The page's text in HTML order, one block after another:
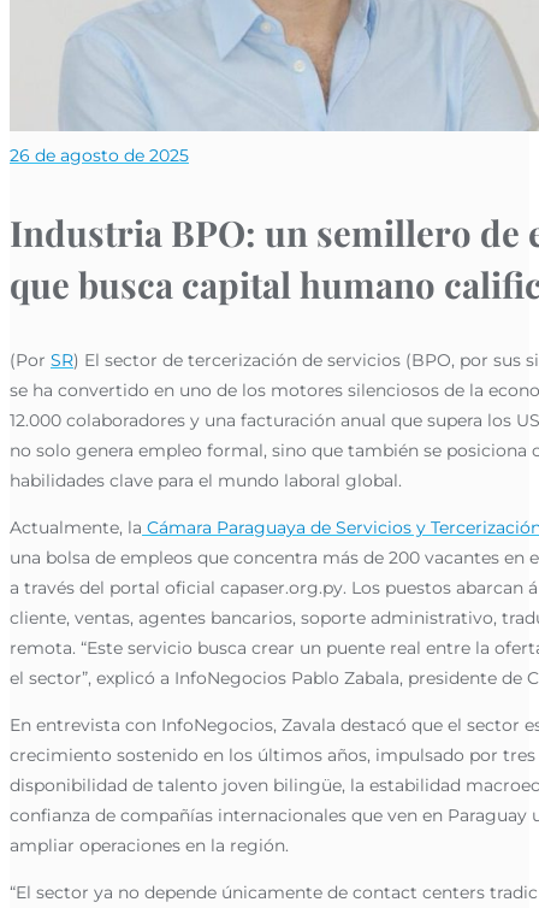
26 de agosto de 2025
Industria BPO: un semillero de
que busca capital humano
(Por SR) El sector de tercerización de servicios (BPO, por sus
se ha convertido en uno de los motores silenciosos de la
12.000 colaboradores y una facturación anual que supera los
no solo genera empleo formal, sino que también se posiciona
habilidades clave para el mundo laboral global.
Actualmente, la Cámara Paraguaya de Servicios y
una bolsa de empleos que concentra más de 200 vacantes en
a través del portal oficial capaser.org.py. Los puestos abarcan
cliente, ventas, agentes bancarios, soporte administrativo,
remota. “Este servicio busca crear un puente real entre la
el sector”, explicó a InfoNegocios Pablo Zabala, presidente de
En entrevista con InfoNegocios, Zavala destacó que el sector
crecimiento sostenido en los últimos años, impulsado por
disponibilidad de talento joven bilingüe, la estabilidad
confianza de compañías internacionales que ven en Paraguay
ampliar operaciones en la región.
“El sector ya no depende únicamente de contact centers